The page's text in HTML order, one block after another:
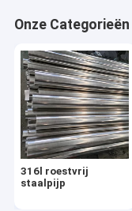
De pijp van de
Het Blad van de
Spoel van
roestvrij
Onze Categorieën
316l roestvrij
staalpijp